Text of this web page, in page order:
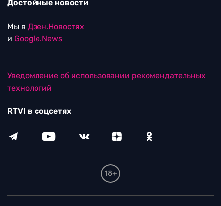
Достойные новости
Мы в Дзен.Новостях
и Google.News
Уведомление об использовании рекомендательных
технологий
RTVI в соцсетях
18+